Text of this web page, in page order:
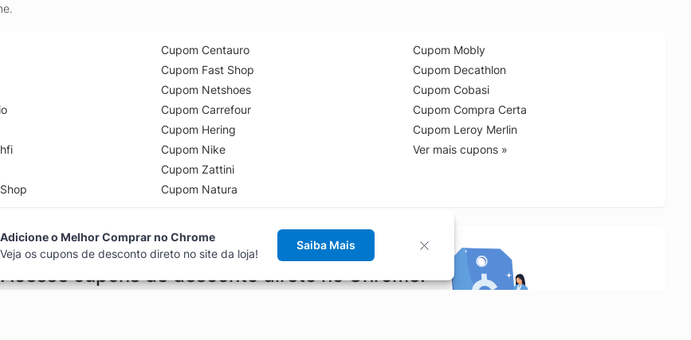
Cupom Centauro
Cupom Fast Shop
Cupom Netshoes
Cupom Carrefour
Cupom Hering
Cupom Nike
Cupom Zattini
Cupom Natura
Cupom Mobly
Cupom Decathlon
Cupom Cobasi
Cupom Compra Certa
Cupom Leroy Merlin
Ver mais cupons »
Acesse cupons de desconto direto no Chrome!
Adicione o Melhor Comprar no Chrome
Veja os cupons de desconto direto no site da loja!
Saiba Mais